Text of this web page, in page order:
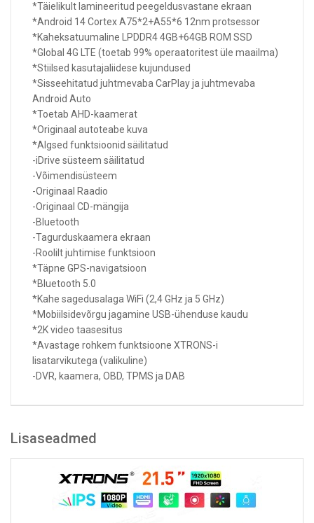
*Täielikult lamineeritud peegeldusvastane ekraan
*Android 14 Cortex A75*2+A55*6 12nm protsessor
*Kaheksatuumaline LPDDR4 4GB+64GB ROM SSD
*Global 4G LTE (toetab 99% operaatoritest üle maailma)
*Stiilsed kasutajaliidese kujundused
*Sisseehitatud juhtmevaba CarPlay ja juhtmevaba
Android Auto
*Toetab AHD-kaamerat
*Originaal autoteabe kuva
*Algsed funktsioonid säilitatud
-iDrive süsteem säilitatud
-Võimendisüsteem
-Originaal Raadio
-Originaal CD-mängija
-Bluetooth
-Tagurduskaamera ekraan
-Roolilt juhtimise funktsioon
*Täpne GPS-navigatsioon
*Bluetooth 5.0
*Kahe sagedusalaga WiFi (2,4 GHz ja 5 GHz)
*Mobiilsidevõrgu jagamine USB-ühenduse kaudu
*2K video taasesitus
*Avastage rohkem funktsioone XTRONS-i
lisatarvikutega (valikuline)
-DVR, kaamera, OBD, TPMS ja DAB
Lisaseadmed